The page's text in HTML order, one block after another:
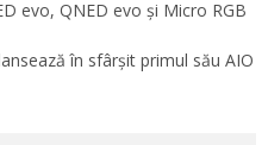
evo, QNED evo și Micro RGB
în sfârșit primul său AIO